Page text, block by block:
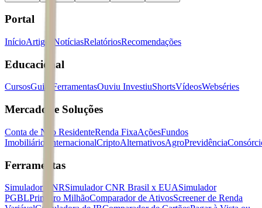
Portal
InícioArtigos NotíciasRelatóriosRecomendações
Educacional
CursosGuias FerramentasOuviu InvestiuShortsVídeosWebséries
Mercados e Soluções
Conta de Não ResidenteRenda FixaAçõesFundos
Imobiliários
InternacionalCriptoAlternativosAgroPrevidência
Ferramentas
Simulador CNRSimulador CNR Brasil x EUASimulador
PGBLPrimeiro MilhãoComparador de AtivosScreener de Renda